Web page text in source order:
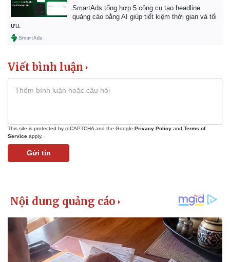
Vụ án
Tư vấn luật
Phân tích
SmartAds tổng hợp 5 công cụ tạo headline
quảng cáo bằng AI giúp tiết kiệm thời gian và tối
ưu.
Viết bình luận
This site is protected by reCAPTCHA and the Google Privacy Policy and Terms of
Service apply.
Gửi tin